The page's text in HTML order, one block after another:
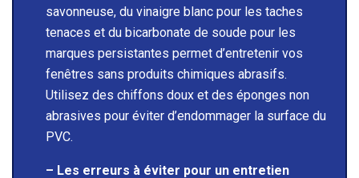
savonneuse, du vinaigre blanc pour les taches
tenaces et du bicarbonate de soude pour les
marques persistantes permet d’entretenir vos
fenêtres sans produits chimiques abrasifs.
Utilisez des chiffons doux et des éponges non
abrasives pour éviter d’endommager la surface du
PVC.
– Les erreurs à éviter pour un entretien